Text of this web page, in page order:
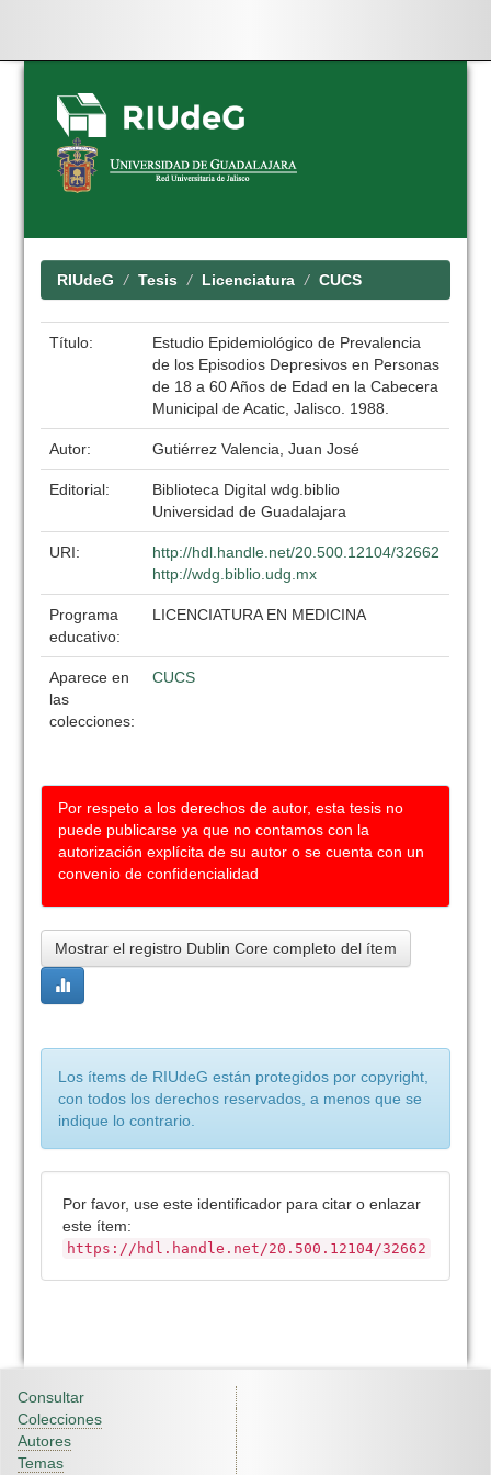
Skip
navigation
RIUdeG Tesis Licenciatura CUCS
Título:
Estudio Epidemiológico de Prevalencia
de los Episodios Depresivos en Personas
de 18 a 60 Años de Edad en la Cabecera
Municipal de Acatic, Jalisco. 1988.
Autor: Gutiérrez Valencia, Juan José
Editorial:
Biblioteca Digital wdg.biblio
Universidad de Guadalajara
URI:
http://hdl.handle.net/20.500.12104/32662
http://wdg.biblio.udg.mx
Programa
educativo:
LICENCIATURA EN MEDICINA
Aparece en
las
colecciones:
CUCS
Por respeto a los derechos de autor, esta tesis no
puede publicarse ya que no contamos con la
autorización explícita de su autor o se cuenta con un
convenio de confidencialidad
Mostrar el registro Dublin Core completo del ítem
Los ítems de RIUdeG están protegidos por copyright,
con todos los derechos reservados, a menos que se
indique lo contrario.
Por favor, use este identificador para citar o enlazar
este ítem:
https://hdl.handle.net/20.500.12104/32662
Consultar
Colecciones
Autores
Temas